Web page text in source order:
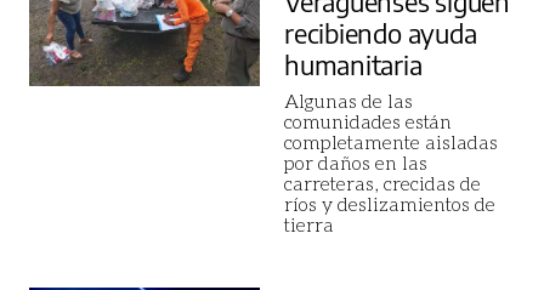
recibiendo ayuda
humanitaria
Algunas de las
comunidades están
completamente aisladas
por daños en las
carreteras, crecidas de
ríos y deslizamientos de
tierra